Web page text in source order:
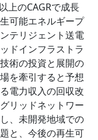
上のCAGRで成長
可能エネルギープ
テリジェント送電
ドインフラストラ
術の投資と展開の
を牽引すると予想
電力収入の回収改
リッドネットワー
、未開発地域での
と、今後の再生可